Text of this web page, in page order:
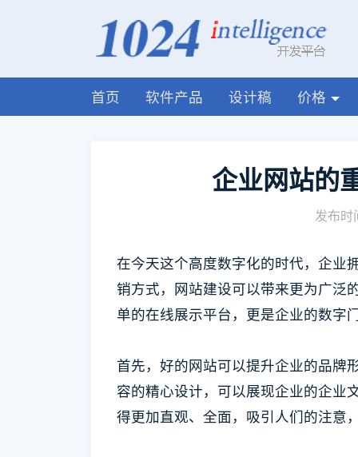
首页 软件产品 设计稿 价格
企业网站的
发布时
在今天这个高度数字化的时代，企业
销方式，网站建设可以带来更为广泛
单的在线展示平台，更是企业的数字
首先，好的网站可以提升企业的品牌
容的精心设计，可以展现企业的企业
得更加直观、全面，吸引人们的注意